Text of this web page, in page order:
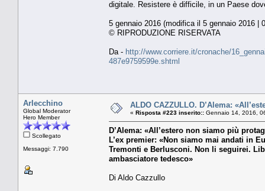
digitale. Resistere è difficile, in un Paese
5 gennaio 2016 (modifica il 5 gennaio 2016 |
© RIPRODUZIONE RISERVATA
Da - http://www.corriere.it/cronache/
487e9759599e.shtml
Arlecchino
Global Moderator
Hero Member
Scollegato
Messaggi: 7.790
ALDO CAZZULLO. D’Alema:
« Risposta #223 inserito:: Gennaio 14, 2016,
D’Alema: «All’estero non siamo più
L’ex premier: «Non siamo mai andati in
Tremonti e Berlusconi. Non li seguirei.
ambasciatore tedesco»
Di Aldo Cazzullo